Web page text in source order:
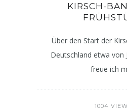
KIRSCH-
Über den Start der
Deutschland etwa von
freue ich
1004